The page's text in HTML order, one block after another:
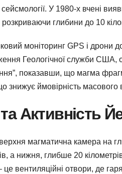
У 1980-х вчені
глибини до 10
моніторинг GPS і дрони
Геологічної служби США,
показавши, що магма
знижує ймовірність масового
Активність
магматична камера на
а нижня, глибше 20
вентиляційні отвори, де